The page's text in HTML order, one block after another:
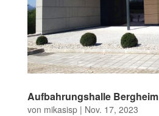
Aufbahrungshalle Bergheim
von mikasisp| Nov. 17, 2023